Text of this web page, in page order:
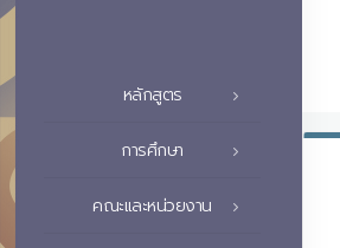
หลักสูตร
การศึกษา
คณะและหน่วยงาน